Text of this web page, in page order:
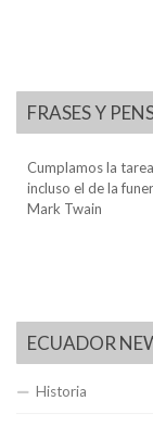
FRASES Y
Cumplamos la
incluso el de la
Mark Twain
ECUADOR
Historia